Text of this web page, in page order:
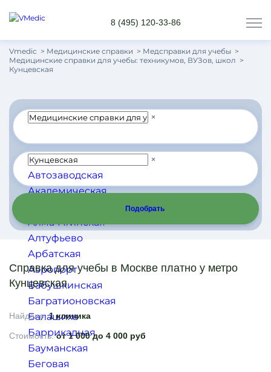
8 (495) 120-33-86
Vmedic Медицинские справки
Медсправки для учебы
Медицинские справки для учебы: техникумов, ВУЗов, школ
Кунцевская
×
×
Автозаводская
Академическая
Алма-Атинская
Алтуфьево
Арбатская
Аэропорт
Бабушкинская
Багратионовская
Балашиха
Баррикадная
Бауманская
Беговая
Подобрать
Справка для учебы в Москве платно у метро
Кунцевская
Найдено:1 клиника
Стоимость:от 1 000 до 4 000 руб